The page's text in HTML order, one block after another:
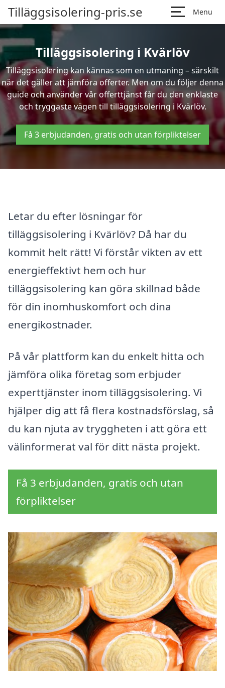
Tilläggsisolering-pris.se Menu
Tilläggsisolering i Kvärlöv
Tilläggsisolering kan kännas som en utmaning – särskilt
när det gäller att jämföra offerter. Men om du följer denna
guide och använder vår offerttjänst får du den enklaste
och tryggaste vägen till tilläggsisolering i Kvärlöv.
Få 3 erbjudanden, gratis och utan förpliktelser
Letar du efter lösningar för
tilläggsisolering i Kvärlöv? Då har du
kommit helt rätt! Vi förstår vikten av ett
energieffektivt hem och hur
tilläggsisolering kan göra skillnad både
för din inomhuskomfort och dina
energikostnader.
På vår plattform kan du enkelt hitta och
jämföra olika företag som erbjuder
experttjänster inom tilläggsisolering. Vi
hjälper dig att få flera kostnadsförslag, så
du kan njuta av tryggheten i att göra ett
välinformerat val för ditt nästa projekt.
Få 3 erbjudanden, gratis och utan
förpliktelser